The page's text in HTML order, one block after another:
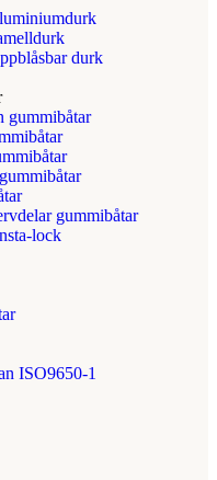
durk
gummibåtar
gummibåtar
lock
ISO9650-1